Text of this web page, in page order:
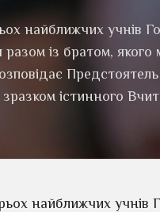
найближчих учнів
із братом,
зразком істинного
найближчих учнів